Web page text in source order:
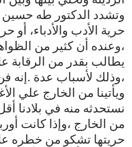
وتشدد الدكتور طه
حرية الأدب والأدباء، أو
،وعنده أن كثير من
يطالب بقدر من الرقابة
،وذلك لأسباب عدة .إنه
ويأتينا من الخارج علي
نستحدثه منه في بلادنا
من الخارج ،وإذا كانت
حريتها تشكو من خطره